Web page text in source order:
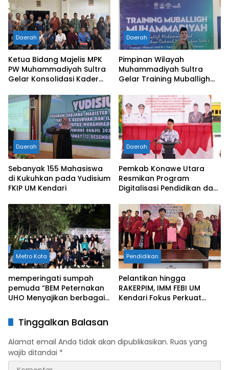
Daerah
Ketua Bidang Majelis MPK
PW Muhammadiyah Sultra
Gelar Konsolidasi Kader
Daerah
Pimpinan Wilayah
Muhammadiyah Sultra
Gelar Training Muballigh
Potensial untuk Ummat
Daerah
Sebanyak 155 Mahasiswa
di Kukuhkan pada Yudisium
FKIP UM Kendari
Daerah
Pemkab Konawe Utara
Resmikan Program
Digitalisasi Pendidikan dan
Peringatan HGN ke-80
Metro Kota
memperingati sumpah
pemuda “BEM Peternakan
UHO Menyajikan berbagai
Pendidikan
Pelantikan hingga
RAKERPIM, IMM FEBI UM
Kendari Fokus Perkuat
Tinggalkan Balasan
Alamat email Anda tidak akan dipublikasikan. Ruas yang
wajib ditandai *